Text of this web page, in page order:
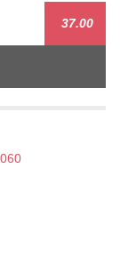
37.00